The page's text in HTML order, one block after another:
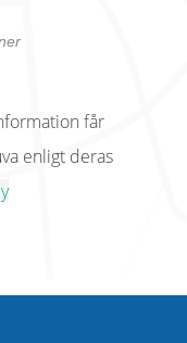
får
enligt deras